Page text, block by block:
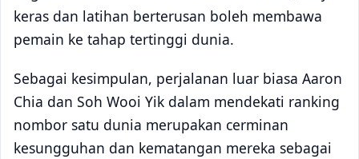
keras dan latihan berterusan boleh membawa
pemain ke tahap tertinggi dunia.
Sebagai kesimpulan, perjalanan luar biasa Aaron
Chia dan Soh Wooi Yik dalam mendekati ranking
nombor satu dunia merupakan cerminan
kesungguhan dan kematangan mereka sebagai